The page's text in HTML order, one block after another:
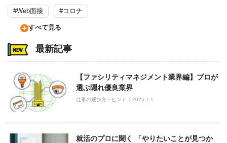
#Web面接 #コロナ
すべて見る
最新記事
【ファシリティマネジメント業界編】プロが
選ぶ隠れ優良業界
仕事の選び方・ヒント 2025.7.1
就活のプロに聞く 「やりたいことが見つか